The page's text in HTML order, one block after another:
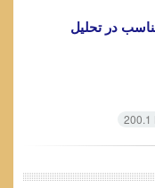
در تحلیل
200.1